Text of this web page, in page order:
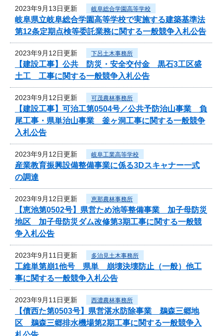
2023年9月13日更新 岐阜総合学園高等学校
岐阜県立岐阜総合学園高等学校で実施する建築基準法
第12条定期点検等委託業務に関する一般競争入札公告
2023年9月12日更新 下呂土木事務所
【建設工事】公共 防災・安全交付金 黒石3工区盛
土工 工事に関する一般競争入札公告
2023年9月12日更新 可茂農林事務所
【建設工事】可治工第0504号／公共予防治山事業 負
尾工事・県単治山事業 釜ヶ洞工事に関する一般競争
入札公告
2023年9月12日更新 岐阜工業高等学校
産業教育振興設備整備事業に係る3Dスキャナー一式
の調達
2023年9月12日更新 恵那農林事務所
【恵池第0502号】県営ため池等整備事業 加子母防災
地区 加子母防災ダム改修第3期工事に関する一般競
争入札公告
2023年9月11日更新 多治見土木事務所
工維単第崩1他号 県単 崩壊決壊防止（一般）他工
事に関する一般競争入札公告
2023年9月11日更新 西濃農林事務所
【債西た第0503号】県営湛水防除事業 鵜森三郷地
区 鵜森三郷排水機場第2期工事に関する一般競争入